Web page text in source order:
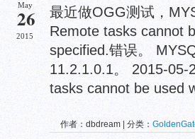
May
26
2015
最近做OGG测试，
Remote tasks cannot
specified.错误。
11.2.1.0.1。 2015-05-
tasks cannot be used
作者：dbdream | 分类：